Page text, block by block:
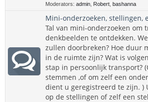
Moderators: admin Robert bashanna
Mini-onderzoeken, stellingen,
Tal van mini-onderzoeken om
denkbeelden te ontdekken.
zullen doorbreken? Hoe duur
in de ruimte zijn? Wat is
stap in persoonlijk transport?
stemmen ,of om zelf een
dient u geregistreerd te zijn. )
op de stellingen of zelf een